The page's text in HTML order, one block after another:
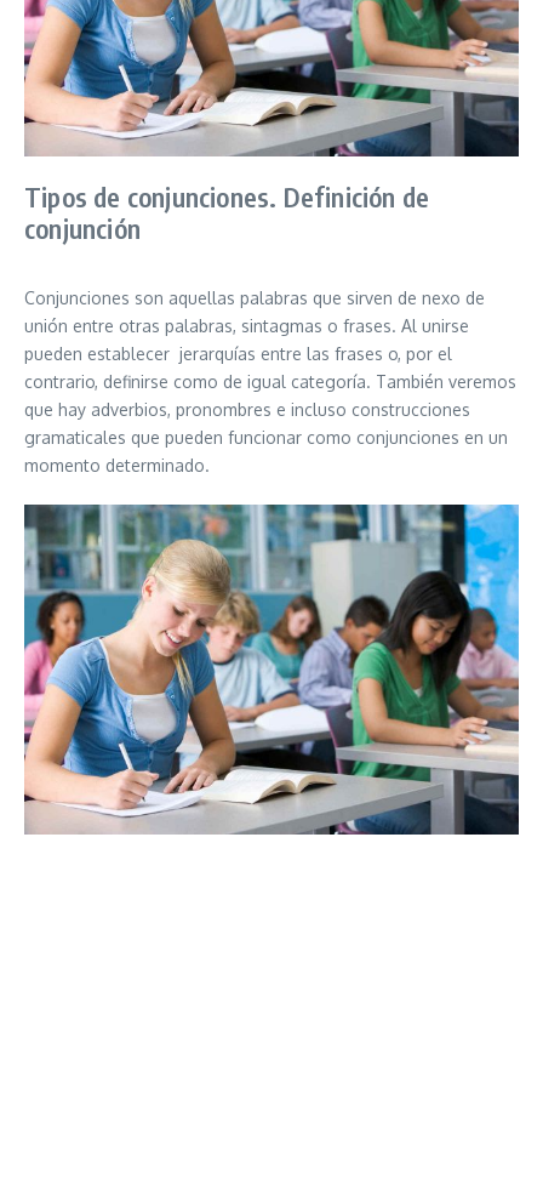
Tipos de conjunciones. Definición de
conjunción
Conjunciones son aquellas palabras que sirven de nexo de
unión entre otras palabras, sintagmas o frases. Al unirse
pueden establecer jerarquías entre las frases o, por el
contrario, definirse como de igual categoría. También veremos
que hay adverbios, pronombres e incluso construcciones
gramaticales que pueden funcionar como conjunciones en un
momento determinado.